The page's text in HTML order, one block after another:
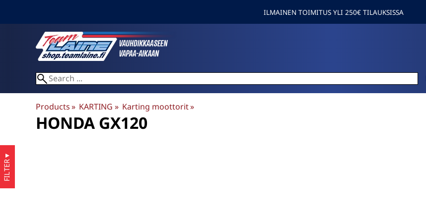
ILMAINEN TOIMITUS YLI 250€ TILAUKSISSA
Products‪» KARTING ‪» Karting moottorit‪»
HONDA GX120
FILTER
▼